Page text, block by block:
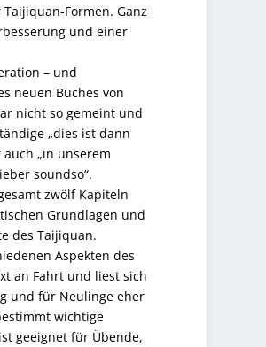
Formen. Ganz
und einer
– und
neuen Buches von
nicht so gemeint und
„dies ist dann
„in unserem
soundso“.
zwölf Kapiteln
Grundlagen und
des Taijiquan.
Aspekten des
an Fahrt und liest sich
und für Neulinge eher
wichtige
geeignet für Übende,